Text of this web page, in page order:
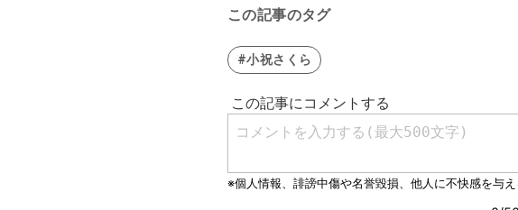
この記事のタグ
#小祝さくら